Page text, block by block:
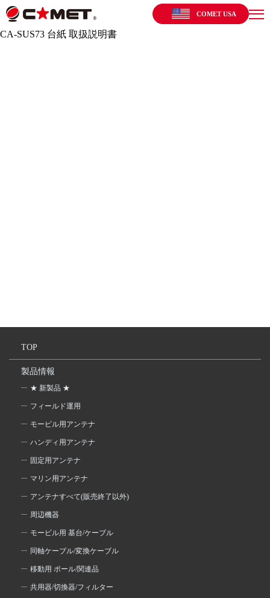
COMET USA
CA-SUS73 台紙 取扱説明書
TOP
製品情報
★ 新製品 ★
フィールド運用
モービル用アンテナ
ハンディ用アンテナ
固定用アンテナ
マリン用アンテナ
アンテナすべて(販売終了以外)
周辺機器
モービル用 基台/ケーブル
同軸ケーブル/変換ケーブル
移動用 ポール/関連品
共用器/切換器/フィルター